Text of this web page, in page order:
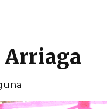
Arriaga